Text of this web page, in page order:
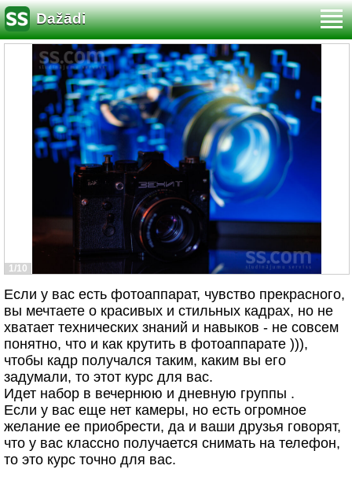
Dažādi
1/10
Если у вас есть фотоаппарат, чувство прекрасного,
вы мечтаете о красивых и стильных кадрах, но не
хватает технических знаний и навыков - не совсем
понятно, что и как крутить в фотоаппарате ))),
чтобы кадр получался таким, каким вы его
задумали, то этот курс для вас.
Идет набор в вечернюю и дневную группы .
Если у вас еще нет камеры, но есть огромное
желание ее приобрести, да и ваши друзья говорят,
что у вас классно получается снимать на телефон,
то это курс точно для вас.